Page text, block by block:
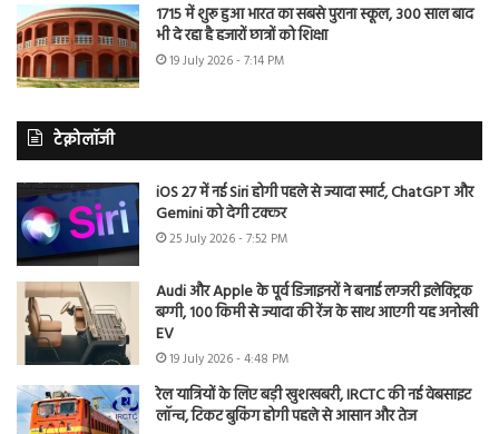
1715 में शुरू हुआ भारत का सबसे पुराना स्कूल, 300 साल बाद
भी दे रहा है हजारों छात्रों को शिक्षा
19 July 2026 - 7:14 PM
टेक्नोलॉजी
iOS 27 में नई Siri होगी पहले से ज्यादा स्मार्ट, ChatGPT और
Gemini को देगी टक्कर
25 July 2026 - 7:52 PM
Audi और Apple के पूर्व डिजाइनरों ने बनाई लग्जरी इलेक्ट्रिक
बग्गी, 100 किमी से ज्यादा की रेंज के साथ आएगी यह अनोखी
EV
19 July 2026 - 4:48 PM
रेल यात्रियों के लिए बड़ी खुशखबरी, IRCTC की नई वेबसाइट
लॉन्च, टिकट बुकिंग होगी पहले से आसान और तेज